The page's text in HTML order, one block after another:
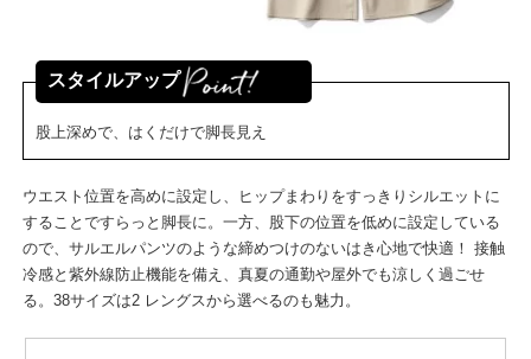
スタイルアップ
股上深めで、はくだけで脚長見え
ウエスト位置を高めに設定し、ヒップまわりをすっきりシルエットに
することですらっと脚長に。一方、股下の位置を低めに設定している
ので、サルエルパンツのような締めつけのないはき心地で快適！ 接触
冷感と紫外線防止機能を備え、真夏の通勤や屋外でも涼しく過ごせ
る。38サイズは2 レングスから選べるのも魅力。